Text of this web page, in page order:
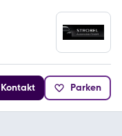
Kontakt Parken